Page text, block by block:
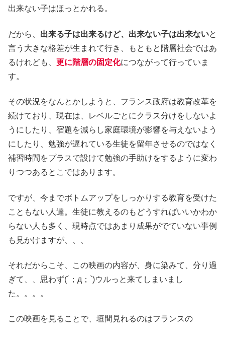
出来ない子はほっとかれる。
だから、 出来る子は出来るけど、出来ない子は出来ないと
言う大きな格差が生まれて行き、もともと階層社会ではあ
るけれども、 更に階層の固定化につながって行っていま
す。
その状況をなんとかしようと、フランス政府は教育改革を
続けており、現在は、レベルごとにクラス分けをしないよ
うにしたり、宿題を減らし家庭環境が影響を与えないよう
にしたり、勉強が遅れている生徒を留年させるのではなく
補習時間をプラスで設けて勉強の手助けをするように変わ
りつつあるとこではあります。
ですが、今までボトムアップをしっかりする教育を受けた
こともない人達。生徒に教えるのもどうすればいいかわか
らない人も多く、現時点ではあまり成果がでていない事例
も見かけますが、、、
それだからこそ、この映画の内容が、身に染みて、分り過
ぎて、、思わず(´；д；`)ウルっと来てしまいまし
た。。。。
この映画を見ることで、垣間見れるのはフランスの